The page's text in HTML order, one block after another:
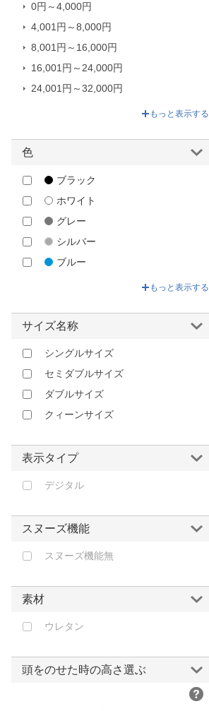
MTG｜エムティージー
PHILIPS｜フィリップス
Quiet On｜クワイエット オン
RETIMELTD
soundoasis｜サウンドオアシス
VERTEX｜ヴァーテックス
アメイズプラス｜Amaze Plus
オムロン｜OMRON
グッズマン｜Goodsman
スリーペース｜SLEEPACE
ダイバーシティ｜Diversity
ブレインスリープ｜BRAIN SLEEP
ムーンムーン｜MOON MOON
ユノキ
8H｜ハチエイチ
0円～4,000円
4,001円～8,000円
8,001円～16,000円
16,001円～24,000円
24,001円～32,000円
もっと表示する
色
ブラック
ホワイト
グレー
シルバー
ブルー
イエロー
もっと表示する
サイズ名称
シングルサイズ
セミダブルサイズ
ダブルサイズ
クィーンサイズ
表示タイプ
デジタル
スヌーズ機能
スヌーズ機能無
素材
ウレタン
頭をのせた時の高さ選ぶ